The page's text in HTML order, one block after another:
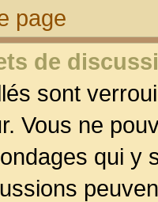
page
de
sont
Vous ne
qui y